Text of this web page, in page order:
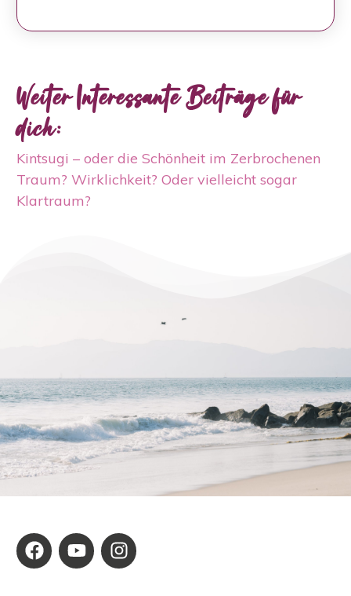
Weiter Interessante Beiträge für
dich:
Kintsugi – oder die Schönheit im Zerbrochenen
Traum? Wirklichkeit? Oder vielleicht sogar
Klartraum?